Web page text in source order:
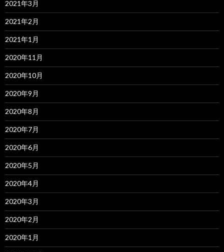
2021年3月
2021年2月
2021年1月
2020年11月
2020年10月
2020年9月
2020年8月
2020年7月
2020年6月
2020年5月
2020年4月
2020年3月
2020年2月
2020年1月